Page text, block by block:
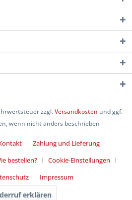
zzgl.Versandkosten und ggf.
wenn nicht anders beschrieben
Zahlung und Lieferung
bestellen?
Cookie-Einstellungen
Impressum
erklären